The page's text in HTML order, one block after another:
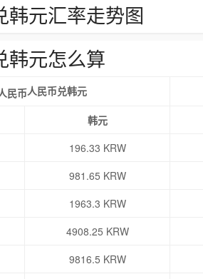
韩元汇率走势图
韩元怎么算
人民币兑韩元
韩元
196.33 KRW
981.65 KRW
1963.3 KRW
4908.25 KRW
9816.5 KRW